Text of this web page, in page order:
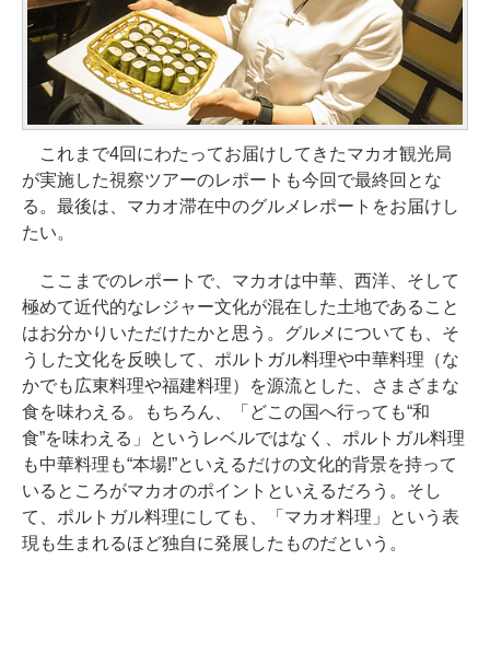
これまで4回にわたってお届けしてきたマカオ観光局
が実施した視察ツアーのレポートも今回で最終回とな
る。最後は、マカオ滞在中のグルメレポートをお届けし
たい。
ここまでのレポートで、マカオは中華、西洋、そして
極めて近代的なレジャー文化が混在した土地であること
はお分かりいただけたかと思う。グルメについても、そ
うした文化を反映して、ポルトガル料理や中華料理（な
かでも広東料理や福建料理）を源流とした、さまざまな
食を味わえる。もちろん、「どこの国へ行っても“和
食”を味わえる」というレベルではなく、ポルトガル料理
も中華料理も“本場!”といえるだけの文化的背景を持って
いるところがマカオのポイントといえるだろう。そし
て、ポルトガル料理にしても、「マカオ料理」という表
現も生まれるほど独自に発展したものだという。